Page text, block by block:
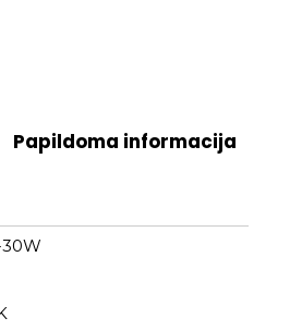
Papildoma informacija